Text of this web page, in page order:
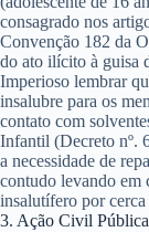
consagrado nos
Convenção 182 da
do ato ilícito à guisa
Imperioso lembrar
insalubre para os
contato com
Infantil (Decreto nº.
a necessidade de
contudo levando em
insalutífero por
3. Ação Civil